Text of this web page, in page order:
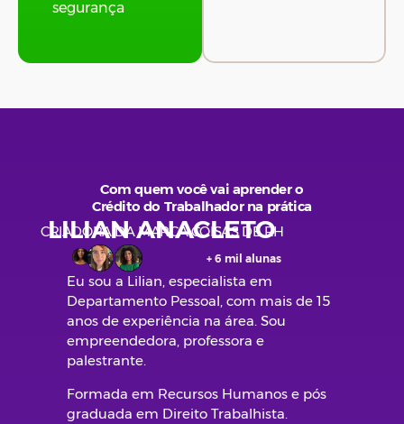
segurança
Com quem você vai aprender o
Crédito do Trabalhador na prática
LILIAN ANACLETO
CRIADORA DA MARCA COISAS DE RH
+ 6 mil alunas
Eu sou a Lilian, especialista em
Departamento Pessoal, com mais de 15
anos de experiência na área. Sou
empreendedora, professora e
palestrante.
Formada em Recursos Humanos e pós
graduada em Direito Trabalhista.